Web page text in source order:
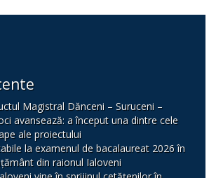
Magistral Dănceni – Suruceni –
avansează: a început una dintre cele
ale proiectului
la examenul de bacalaureat 2026 în
din raionul Ialoveni